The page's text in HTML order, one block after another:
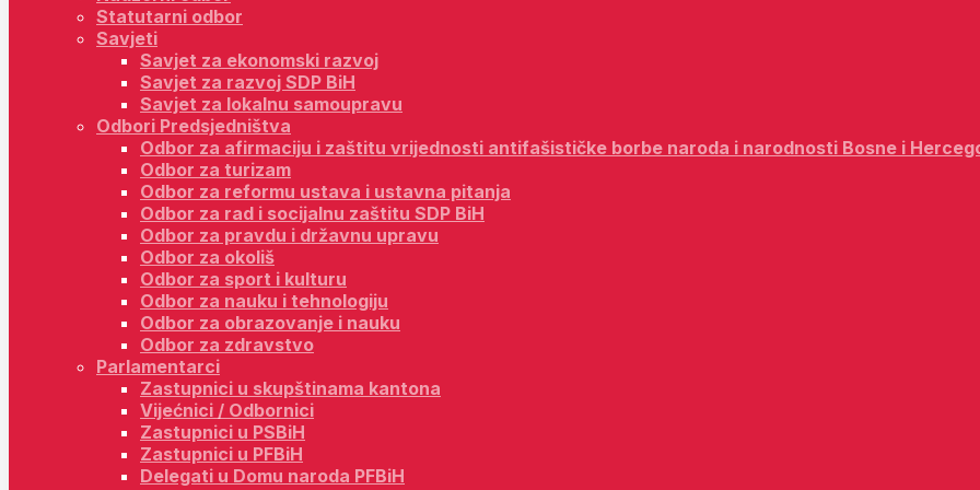
Statutarni odbor
Savjeti
Savjet za ekonomski razvoj
Savjet za razvoj SDP BiH
Savjet za lokalnu samoupravu
Odbori Predsjedništva
Odbor za afirmaciju i zaštitu vrijednosti antifašističke borbe naroda i narodnosti Bosne i
Odbor za turizam
Odbor za reformu ustava i ustavna pitanja
Odbor za rad i socijalnu zaštitu SDP BiH
Odbor za pravdu i državnu upravu
Odbor za okoliš
Odbor za sport i kulturu
Odbor za nauku i tehnologiju
Odbor za obrazovanje i nauku
Odbor za zdravstvo
Parlamentarci
Zastupnici u skupštinama kantona
Vijećnici / Odbornici
Zastupnici u PSBiH
Zastupnici u PFBiH
Delegati u Domu naroda PFBiH